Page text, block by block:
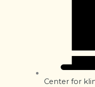
Center for